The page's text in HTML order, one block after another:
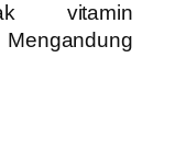
vitamin